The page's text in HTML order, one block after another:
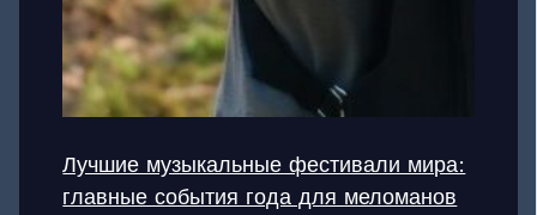
Лучшие музыкальные фестивали мира:
главные события года для меломанов